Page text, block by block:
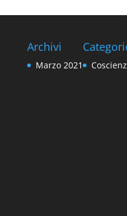
Archivi
Marzo 2021